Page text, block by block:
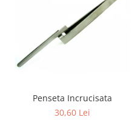
Penseta Incrucisata
30,60 Lei